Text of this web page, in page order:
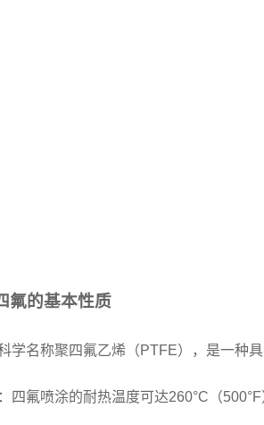
氟的基本性质
学名称聚四氟乙烯（PTFE），是一种
四氟喷涂的耐热温度可达260°C（